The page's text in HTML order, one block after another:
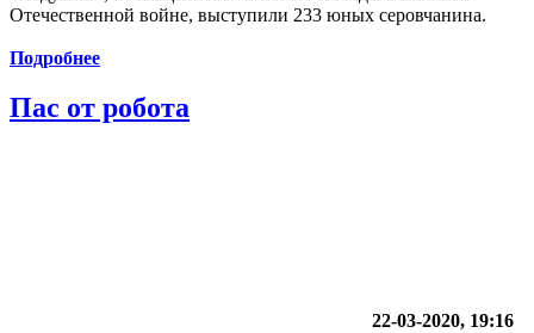
Отечественной войне, выступили 233 юных серовчанина.
Подробнее
Пас от робота
22-03-2020, 19:16